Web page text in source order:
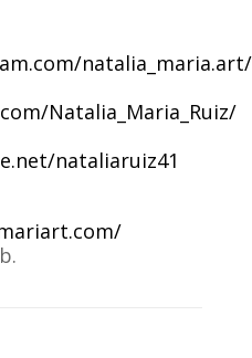
natalia_maria.art/
Natalia_Maria_Ruiz/
nataliaruiz41